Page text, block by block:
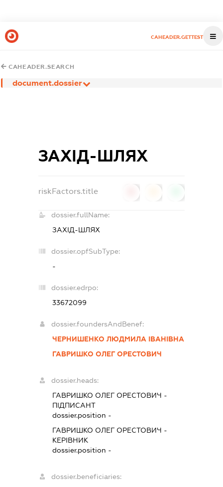
CAHEADER.GETTEST
CAHEADER.SEARCH
document.dossier
ЗАХІД-ШЛЯХ
riskFactors.title
dossier.fullName:
ЗАХІД-ШЛЯХ
dossier.opfSubType:
-
dossier.edrpo:
33672099
dossier.foundersAndBenef:
ЧЕРНИШЕНКО ЛЮДМИЛА ІВАНІВНА
ГАВРИШКО ОЛЕГ ОРЕСТОВИЧ
dossier.heads:
ГАВРИШКО ОЛЕГ ОРЕСТОВИЧ -
ПІДПИСАНТ
dossier.position -
ГАВРИШКО ОЛЕГ ОРЕСТОВИЧ -
КЕРІВНИК
dossier.position -
dossier.beneficiaries: